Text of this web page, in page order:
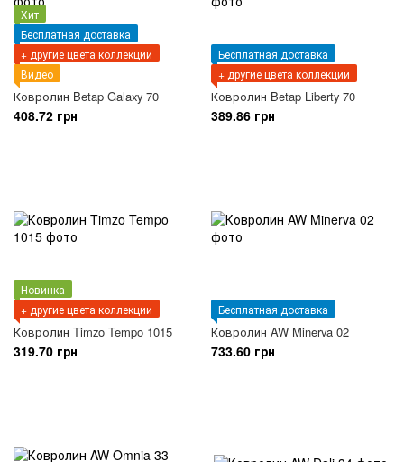
Хит
Бесплатная доставка
+ другие цвета коллекции
Видео
Ковролин Betap Galaxy 70
408.72 грн
Бесплатная доставка
+ другие цвета коллекции
Ковролин Betap Liberty 70
389.86 грн
Новинка
+ другие цвета коллекции
Ковролин Timzo Tempo 1015
319.70 грн
Бесплатная доставка
Ковролин AW Minerva 02
733.60 грн